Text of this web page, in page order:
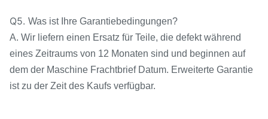
Q5. Was ist Ihre Garantiebedingungen?
A. Wir liefern einen Ersatz für Teile, die defekt während
eines Zeitraums von 12 Monaten sind und beginnen auf
dem der Maschine Frachtbrief Datum. Erweiterte Garantie
ist zu der Zeit des Kaufs verfügbar.